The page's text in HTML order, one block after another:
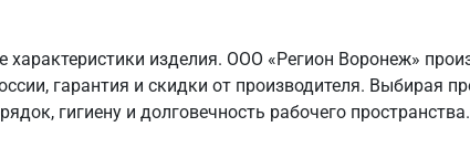
изделия. ООО «Регион Воронеж»
гарантия и скидки от производителя. Выбирая
гигиену и долговечность рабочего пространства.